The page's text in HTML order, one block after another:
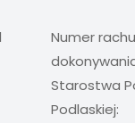
Numer
Starostwa
Podlaskiej: